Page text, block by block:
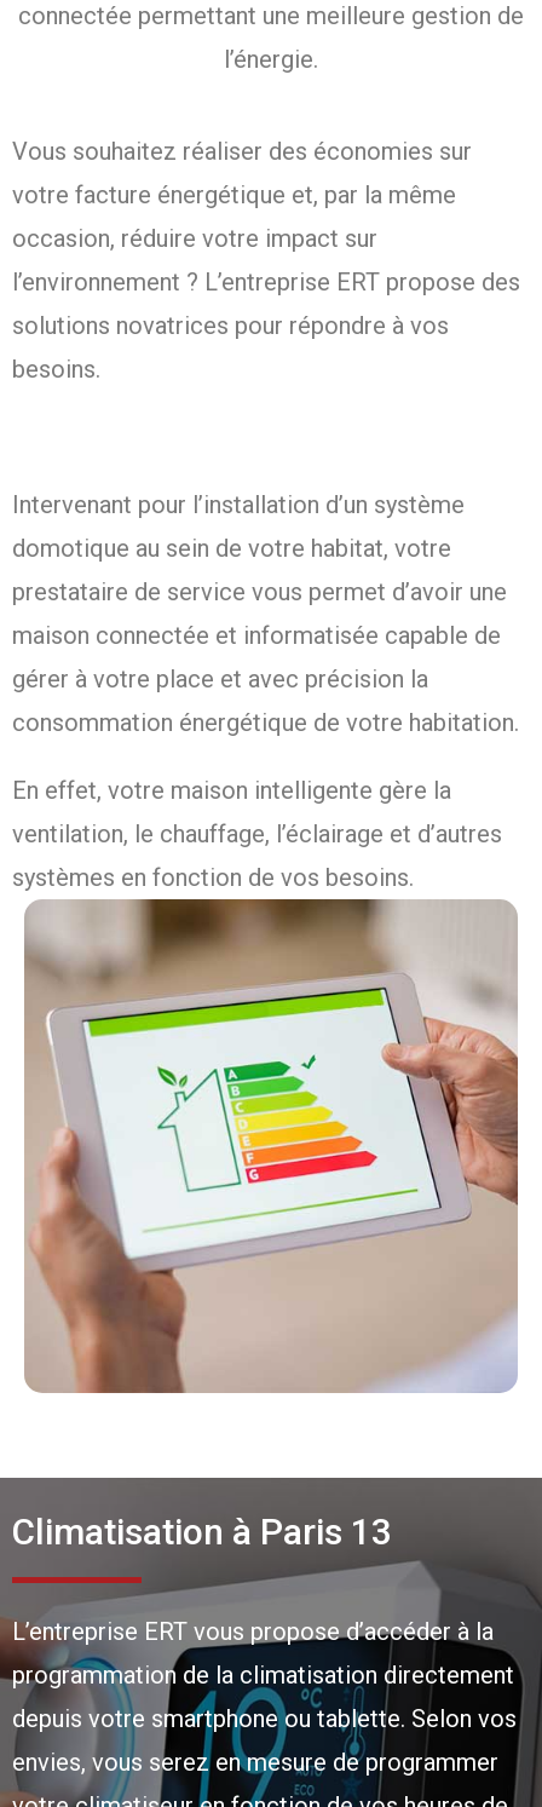
connectée permettant une meilleure gestion de
l’énergie.
Vous souhaitez réaliser des économies sur
votre facture énergétique et, par la même
occasion, réduire votre impact sur
l’environnement ? L’entreprise ERT propose des
solutions novatrices pour répondre à vos
besoins.
Intervenant pour l’installation d’un système
domotique au sein de votre habitat, votre
prestataire de service vous permet d’avoir une
maison connectée et informatisée capable de
gérer à votre place et avec précision la
consommation énergétique de votre habitation.
En effet, votre maison intelligente gère la
ventilation, le chauffage, l’éclairage et d’autres
systèmes en fonction de vos besoins.
Climatisation à Paris 13
L’entreprise ERT vous propose d’accéder à la
programmation de la climatisation directement
depuis votre smartphone ou tablette. Selon vos
envies, vous serez en mesure de programmer